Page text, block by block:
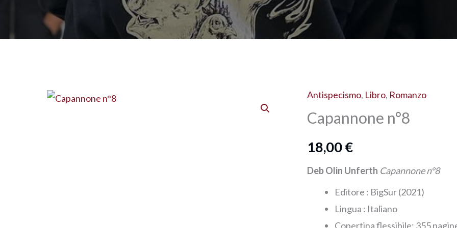
Antispecismo, Libro, Romanzo
Capannone n°8
18,00€
Deb Olin Unferth Capannone n°8
Editore : ‎BigSur (2021)
Lingua :‎ Italiano
Copertina flessibile:‎ 355